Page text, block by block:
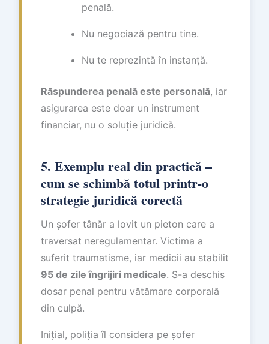
penală.
Nu negociază pentru tine.
Nu te reprezintă în instanță.
Răspunderea penală este personală, iar
asigurarea este doar un instrument
financiar, nu o soluție juridică.
5. Exemplu real din practică –
cum se schimbă totul printr-o
strategie juridică corectă
Un șofer tânăr a lovit un pieton care a
traversat neregulamentar. Victima a
suferit traumatisme, iar medicii au stabilit
95 de zile îngrijiri medicale. S-a deschis
dosar penal pentru vătămare corporală
din culpă.
Inițial, poliția îl considera pe șofer